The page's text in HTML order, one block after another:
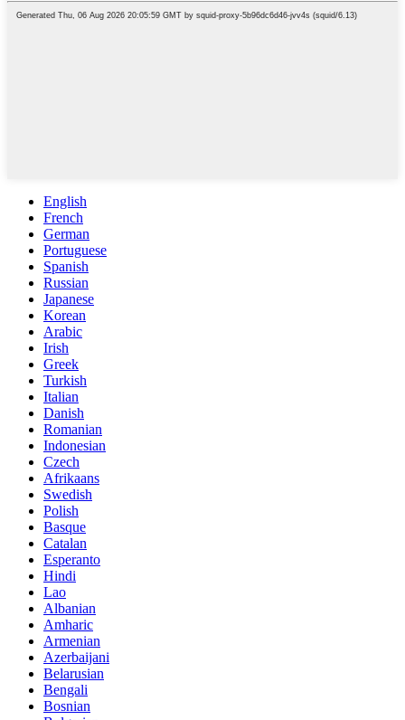
English
French
German
Portuguese
Spanish
Russian
Japanese
Korean
Arabic
Irish
Greek
Turkish
Italian
Danish
Romanian
Indonesian
Czech
Afrikaans
Swedish
Polish
Basque
Catalan
Esperanto
Hindi
Lao
Albanian
Amharic
Armenian
Azerbaijani
Belarusian
Bengali
Bosnian